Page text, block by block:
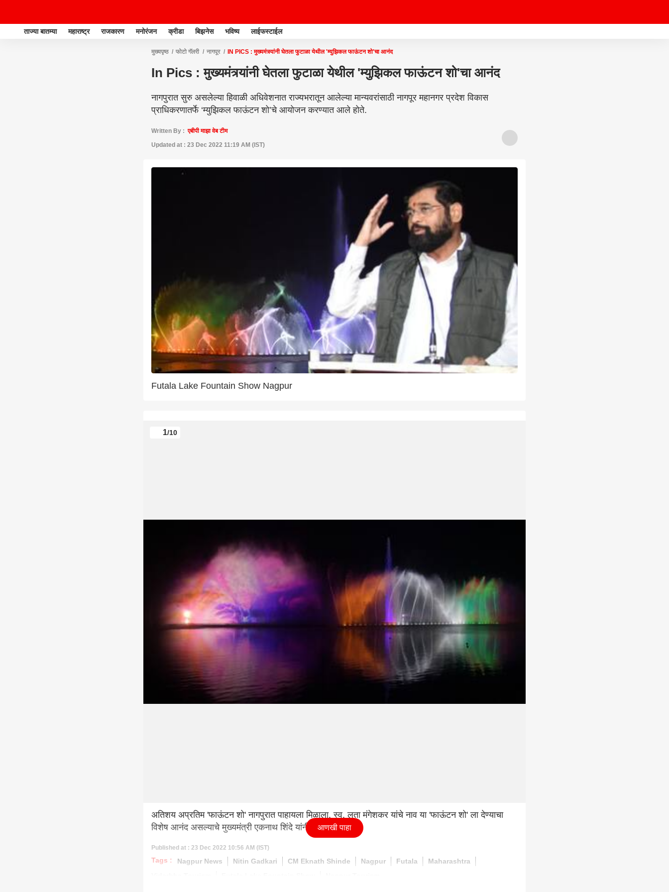
ताज्या बातम्या महाराष्ट्र राजकारण मनोरंजन क्रीडा बिझनेस भविष्य लाईफस्टाईल
मुख्यपृष्ठ फोटो गॅलरी नागपूर IN PICS : मुख्यमंत्र्यांनी घेतला फुटाळा येथील 'म्युझिकल फाऊंटन शो'चा आनंद
In Pics : मुख्यमंत्र्यांनी घेतला फुटाळा येथील 'म्युझिकल फाऊंटन शो'चा आनंद
नागपुरात सुरु असलेल्या हिवाळी अधिवेशनात राज्यभरातून आलेल्या मान्यवरांसाठी नागपूर महानगर प्रदेश विकास
प्राधिकरणातर्फे ‘म्युझिकल फाऊंटन शो’चे आयोजन करण्यात आले होते.
Written By :एबीपी माझा वेब टीम
Updated at : 23 Dec 2022 11:19 AM (IST)
Futala Lake Fountain Show Nagpur
1/10
अतिशय अप्रतिम 'फाऊंटन शो' नागपुरात पाहायला मिळाला. स्व. लता मंगेशकर यांचे नाव या 'फाऊंटन शो' ला देण्याचा
विशेष आनंद असल्याचे मुख्यमंत्री एकनाथ शिंदे यांनी सांगितले.
Published at : 23 Dec 2022 10:56 AM (IST)
Tags : Nagpur News Nitin Gadkari CM Eknath Shinde Nagpur Futala
Maharashtra
आणखी पाहा